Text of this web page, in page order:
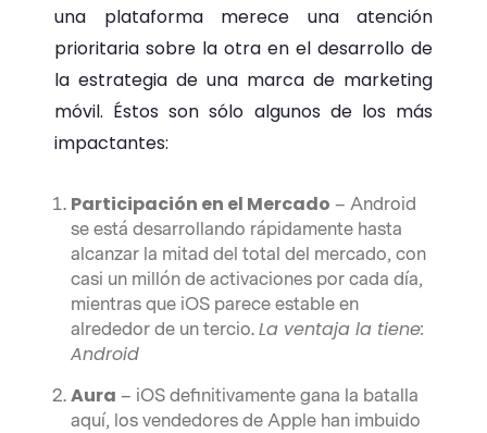
una plataforma merece una atención
prioritaria sobre la otra en el desarrollo de
la estrategia de una marca de marketing
móvil. Éstos son sólo algunos de los más
impactantes:
Participación en el Mercado – Android
se está desarrollando rápidamente hasta
alcanzar la mitad del total del mercado, con
casi un millón de activaciones por cada día,
mientras que iOS parece estable en
alrededor de un tercio. La ventaja la tiene:
Android
Aura – iOS definitivamente gana la batalla
aquí, los vendedores de Apple han imbuido